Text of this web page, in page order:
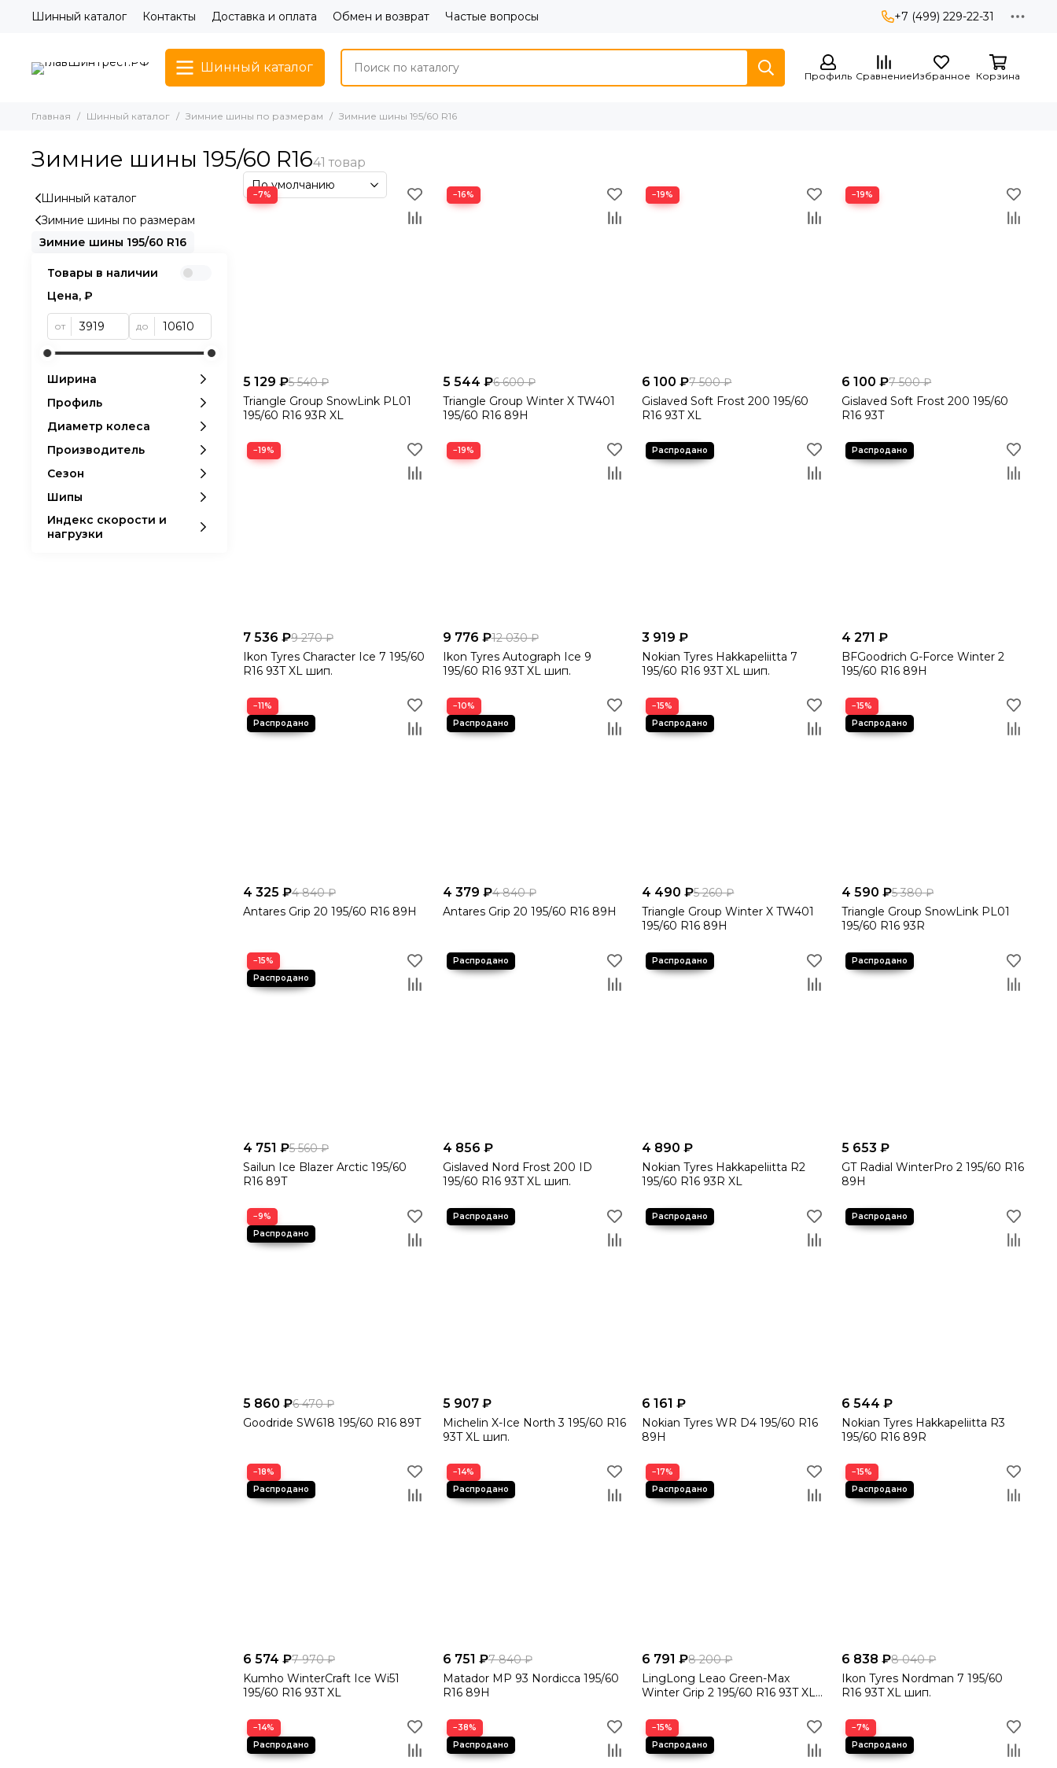
Шинный каталог Контакты Доставка и оплата Обмен и возврат Частые вопросы +7 (499) 229-22-31
Шинный каталог
Профиль СравнениеИзбранное Корзина
Главная Шинный каталог Зимние шины по размерам Зимние шины 195/60 R16
Зимние шины 195/60 R16
−7%
5 129 ₽5 540 ₽
Triangle Group SnowLink PL01
195/60 R16 93R XL
−16%
5 544 ₽6 600 ₽
Triangle Group Winter X TW401
195/60 R16 89H
−19%
6 100 ₽7 500 ₽
Gislaved Soft Frost 200 195/60
R16 93T XL
−19%
6 100 ₽7 500 ₽
Gislaved Soft Frost 200 195/60
R16 93T
−19%
7 536 ₽9 270 ₽
Ikon Tyres Character Ice 7 195/60
R16 93T XL шип.
−19%
9 776 ₽12 030 ₽
Ikon Tyres Autograph Ice 9
195/60 R16 93T XL шип.
3 919 ₽
Nokian Tyres Hakkapeliitta 7
195/60 R16 93T XL шип.
4 271 ₽
BFGoodrich G-Force Winter 2
195/60 R16 89H
−11%
4 325 ₽4 840 ₽
Antares Grip 20 195/60 R16 89H
−10%
4 379 ₽4 840 ₽
Antares Grip 20 195/60 R16 89H
−15%
4 490 ₽5 260 ₽
Triangle Group Winter X TW401
195/60 R16 89H
−15%
4 590 ₽5 380 ₽
Triangle Group SnowLink PL01
195/60 R16 93R
−15%
4 751 ₽5 560 ₽
Sailun Ice Blazer Arctic 195/60
R16 89T
4 856 ₽
Gislaved Nord Frost 200 ID
195/60 R16 93T XL шип.
4 890 ₽
Nokian Tyres Hakkapeliitta R2
195/60 R16 93R XL
5 653 ₽
GT Radial WinterPro 2 195/60 R16
89H
−9%
5 860 ₽6 470 ₽
Goodride SW618 195/60 R16 89T
5 907 ₽
Michelin X-Ice North 3 195/60 R16
93T XL шип.
6 161 ₽
Nokian Tyres WR D4 195/60 R16
89H
6 544 ₽
Nokian Tyres Hakkapeliitta R3
195/60 R16 89R
−18%
6 574 ₽7 970 ₽
Kumho WinterCraft Ice Wi51
195/60 R16 93T XL
−14%
6 751 ₽7 840 ₽
Matador MP 93 Nordicca 195/60
R16 89H
−17%
6 791 ₽8 200 ₽
LingLong Leao Green-Max
Winter Grip 2 195/60 R16 93T XL
−15%
6 838 ₽8 040 ₽
Ikon Tyres Nordman 7 195/60
R16 93T XL шип.
−14% −38% −15% −7%
Шинный каталог
Зимние шины по размерам
Зимние шины 195/60 R16
Товары в наличии
Цена, ₽
от до
Ширина
Профиль
Диаметр колеса
Производитель
Сезон
Шипы
Индекс скорости и
нагрузки